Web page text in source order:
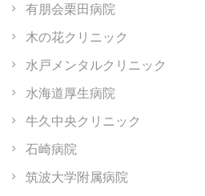
有朋会栗田病院
木の花クリニック
水戸メンタルクリニック
水海道厚生病院
牛久中央クリニック
石崎病院
筑波大学附属病院